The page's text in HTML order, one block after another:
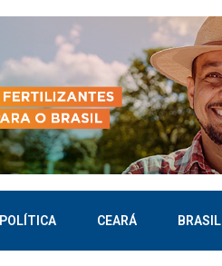
POLÍTICA CEARÁ BRASIL